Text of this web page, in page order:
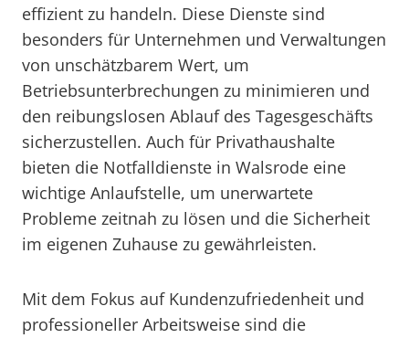
effizient zu handeln. Diese Dienste sind
besonders für Unternehmen und Verwaltungen
von unschätzbarem Wert, um
Betriebsunterbrechungen zu minimieren und
den reibungslosen Ablauf des Tagesgeschäfts
sicherzustellen. Auch für Privathaushalte
bieten die Notfalldienste in Walsrode eine
wichtige Anlaufstelle, um unerwartete
Probleme zeitnah zu lösen und die Sicherheit
im eigenen Zuhause zu gewährleisten.
Mit dem Fokus auf Kundenzufriedenheit und
professioneller Arbeitsweise sind die